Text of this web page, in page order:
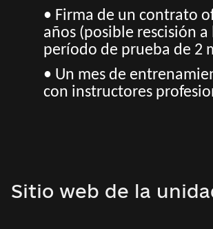
• Firma de un contrato
años (posible rescisión a
período de prueba de 2
• Un mes de
con instructores
Sitio web de la